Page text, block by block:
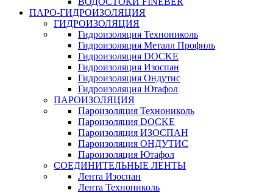
ПАРО-ГИДРОИЗОЛЯЦИЯ
ГИДРОИЗОЛЯЦИЯ
Гидроизоляция Технониколь
Гидроизоляция Металл Профиль
Гидроизоляция DOCKE
Гидроизоляция Изоспан
Гидроизоляция Ондутис
Гидроизоляция Ютафол
ПАРОИЗОЛЯЦИЯ
Пароизоляция Технониколь
Пароизоляция DOCKE
Пароизоляция ИЗОСПАН
Пароизоляция ОНДУТИС
Пароизоляция Ютафол
СОЕДИНИТЕЛЬНЫЕ ЛЕНТЫ
Лента Изоспан
Лента Технониколь